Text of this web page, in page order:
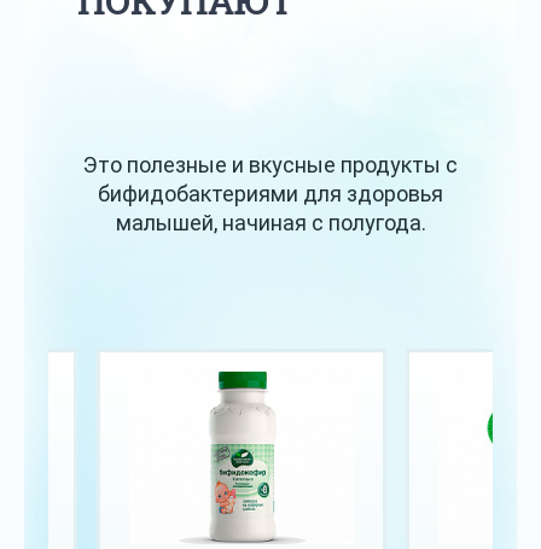
Это полезные и вкусные продукты с
бифидобактериями для здоровья
малышей, начиная с полугода.